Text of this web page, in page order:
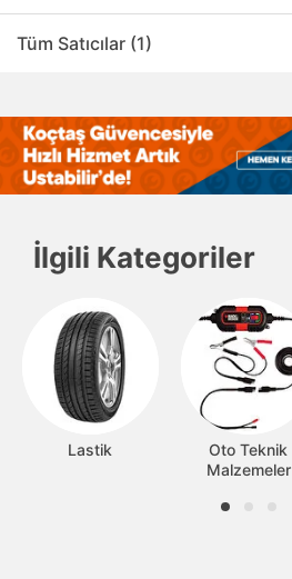
Tüm Satıcılar (1)
İlgili Kategoriler
Lastik
Oto Teknik
Malzemeler